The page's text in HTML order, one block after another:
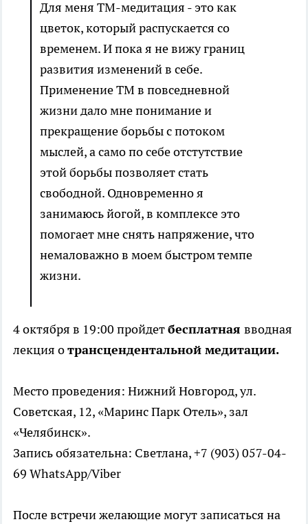
Для меня ТМ-медитация - это как
цветок, который распускается со
временем. И пока я не вижу границ
развития изменений в себе.
Применение ТМ в повседневной
жизни дало мне понимание и
прекращение борьбы с потоком
мыслей, а само по себе отстутствие
этой борьбы позволяет стать
свободной. Одновременно я
занимаюсь йогой, в комплексе это
помогает мне снять напряжение, что
немаловажно в моем быстром темпе
жизни.
4 октября в 19:00 пройдетбесплатная вводная
лекция отрансцендентальной медитации.
Место проведения: Нижний Новгород, ул.
Советская, 12, «Маринс Парк Отель», зал
«Челябинск».
Запись обязательна: Светлана, +7 (903) 057-04-
69 WhatsApp/Viber
После встречи желающие могут записаться на